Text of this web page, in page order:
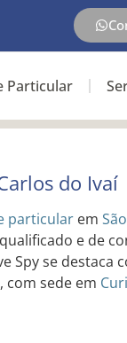
Particular
do Ivaí
particularem
e de
Spy se destaca
com sede em